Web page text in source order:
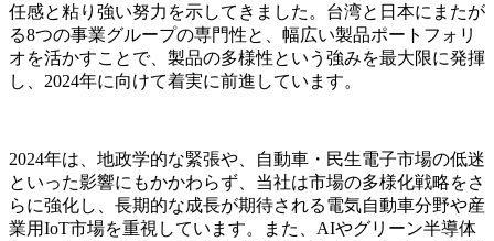
任感と粘り強い努力を示してきました。台湾と日本にまたが
る8つの事業グループの専門性と、幅広い製品ポートフォリ
オを活かすことで、製品の多様性という強みを最大限に発揮
し、2024年に向けて着実に前進しています。
2024年は、地政学的な緊張や、自動車・民生電子市場の低迷
といった影響にもかかわらず、当社は市場の多様化戦略をさ
らに強化し、長期的な成長が期待される電気自動車分野や産
業用IoT市場を重視しています。また、AIやグリーン半導体